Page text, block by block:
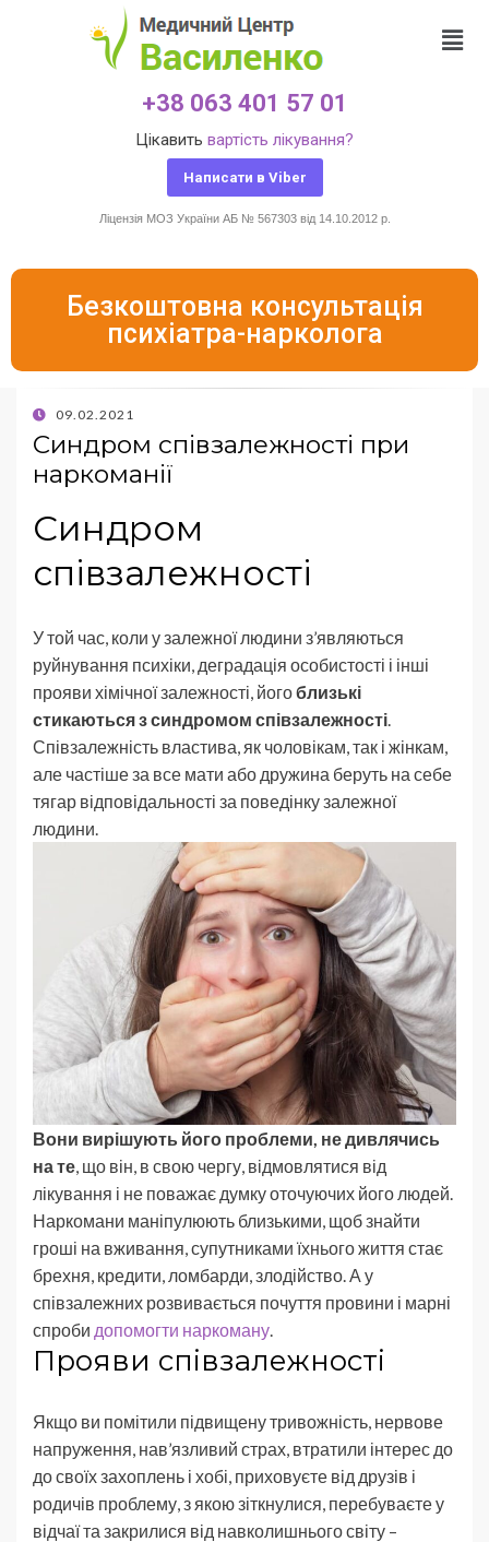
+38 063 401 57 01
Цікавить вартість лікування?
Написати в Viber
Ліцензія МОЗ України АБ № 567303 від 14.10.2012 р.
Безкоштовна консультація
психіатра-нарколога
09.02.2021
Синдром співзалежності при
наркоманії
Синдром
співзалежності
У той час, коли у залежної людини з’являються
руйнування психіки, деградація особистості і інші
прояви хімічної залежності, йогоблизькі
стикаються з синдромом співзалежності.
Співзалежність властива, як чоловікам, так і жінкам,
але частіше за все мати або дружина беруть на себе
тягар відповідальності за поведінку залежної
людини.
Вони вирішують його проблеми, не дивлячись
на те , що він, в свою чергу, відмовлятися від
лікування і не поважає думку оточуючих його людей.
Наркомани маніпулюють близькими, щоб знайти
гроші на вживання, супутниками їхнього життя стає
брехня, кредити, ломбарди, злодійство. А у
співзалежних розвивається почуття провини і марні
спроби допомогти наркоману
Прояви співзалежності
Якщо ви помітили підвищену тривожність, нервове
напруження, нав’язливий страх, втратили інтерес до
до своїх захоплень і хобі, приховуєте від друзів і
родичів проблему, з якою зіткнулися, перебуваєте у
відчаї та закрилися від навколишнього світу –